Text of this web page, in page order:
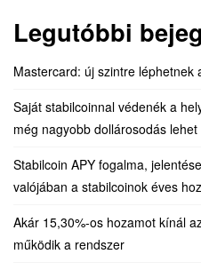
Legutóbbi
Mastercard: új szintre léphetnek
Saját stabilcoinnal védenék a
még nagyobb dollárosodás lehet
Stabilcoin APY fogalma,
valójában a stabilcoinok éves
Akár 15,30%-os hozamot kínál
működik a rendszer